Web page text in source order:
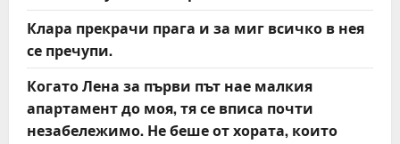
Клара прекрачи прага и за миг всичко в нея
се пречупи.
Когато Лена за първи път нае малкия
апартамент до моя, тя се вписа почти
незабележимо. Не беше от хората, които